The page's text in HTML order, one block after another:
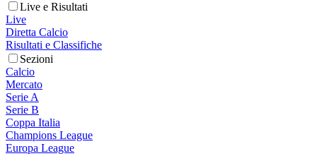
Live e Risultati
Live
Diretta Calcio
Risultati e Classifiche
Sezioni
Calcio
Mercato
Serie A
Serie B
Coppa Italia
Champions League
Europa League